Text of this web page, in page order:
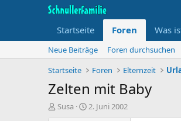
Startseite Foren Was
Neue Beiträge
Foren durchsuchen
Startseite
Foren Elternzeit
Zelten mit Baby
T
Susa
B
2. Juni 2002